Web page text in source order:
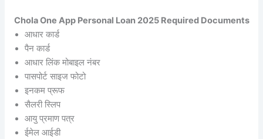
Chola One App Personal Loan 2025 Required Documents
आधार कार्ड
पैन कार्ड
आधार लिंक मोबाइल नंबर
पासपोर्ट साइज फोटो
इनकम प्रूफ
सैलरी स्लिप
आयु प्रमाण पत्र
ईमेल आईडी